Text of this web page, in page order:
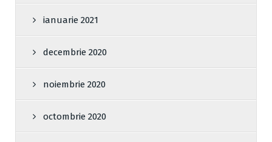
ianuarie 2021
decembrie 2020
noiembrie 2020
octombrie 2020